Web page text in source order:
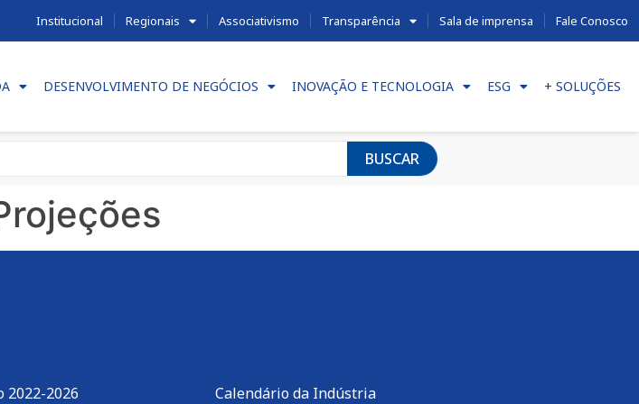
Institucional Regionais Associativismo Transparência Sala de imprensa Fale Conosco
DESENVOLVIMENTO DE NEGÓCIOS INOVAÇÃO E TECNOLOGIA ESG + SOLUÇÕES
BUSCAR
2022-2026 Calendário da Indústria